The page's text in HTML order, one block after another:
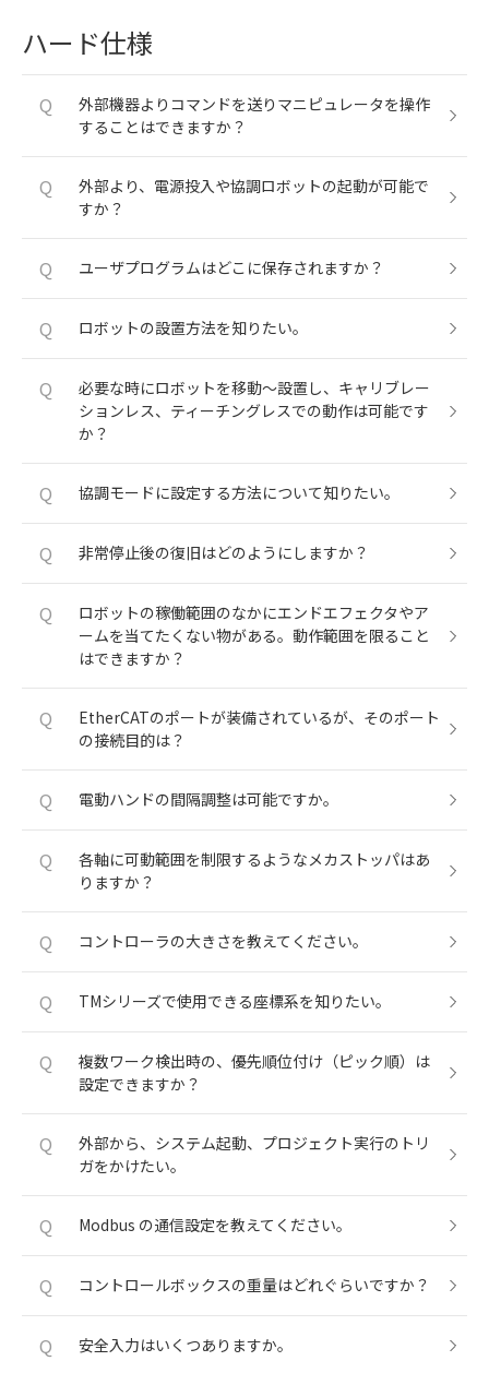
ハード仕様
Q
外部機器よりコマンドを送りマニピュレータを操作
することはできますか？
Q
外部より、電源投入や協調ロボットの起動が可能で
すか？
Q ユーザプログラムはどこに保存されますか？
Q ロボットの設置方法を知りたい。
Q
必要な時にロボットを移動〜設置し、キャリブレー
ションレス、ティーチングレスでの動作は可能です
か？
Q 協調モードに設定する方法について知りたい。
Q 非常停止後の復旧はどのようにしますか？
Q
ロボットの稼働範囲のなかにエンドエフェクタやア
ームを当てたくない物がある。動作範囲を限ること
はできますか？
Q
EtherCATのポートが装備されているが、そのポート
の接続目的は？
Q 電動ハンドの間隔調整は可能ですか。
Q
各軸に可動範囲を制限するようなメカストッパはあ
りますか？
Q コントローラの大きさを教えてください。
Q TMシリーズで使用できる座標系を知りたい。
Q
複数ワーク検出時の、優先順位付け（ピック順）は
設定できますか？
Q
外部から、システム起動、プロジェクト実行のトリ
ガをかけたい。
Q Modbus の通信設定を教えてください。
Q コントロールボックスの重量はどれぐらいですか？
Q 安全入力はいくつありますか。